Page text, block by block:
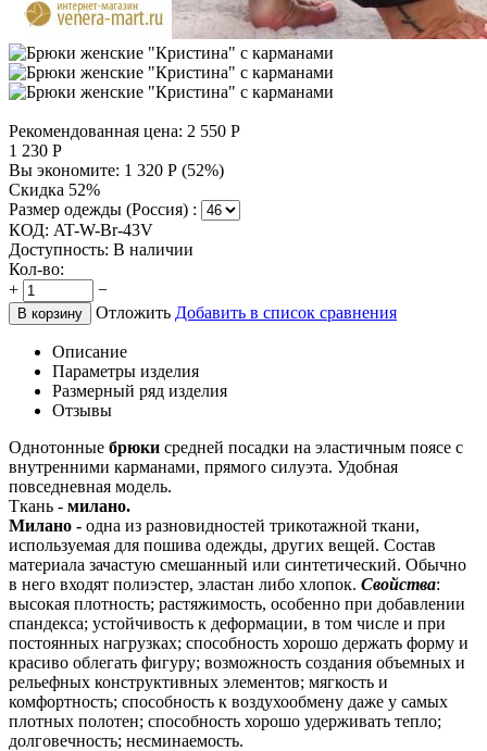
Рекомендованная цена: 2 550 Р
1 230 Р
Вы экономите: 1 320 Р (52%)
Скидка 52%
Размер одежды (Россия) :
КОД: AT-W-Br-43V
Доступность: В наличии
Кол-во:
+
−
В корзину Отложить Добавить в список сравнения
Описание
Параметры изделия
Размерный ряд изделия
Отзывы
Однотонные брюки средней посадки на эластичным поясе с
внутренними карманами, прямого силуэта. Удобная
повседневная модель.
Ткань - милано.
Милано - одна из разновидностей трикотажной ткани,
используемая для пошива одежды, других вещей. Состав
материала зачастую смешанный или синтетический. Обычно
в него входят полиэстер, эластан либо хлопок. Свойства:
высокая плотность; растяжимость, особенно при добавлении
спандекса; устойчивость к деформации, в том числе и при
постоянных нагрузках; способность хорошо держать форму и
красиво облегать фигуру; возможность создания объемных и
рельефных конструктивных элементов; мягкость и
комфортность; способность к воздухообмену даже у самых
плотных полотен; способность хорошо удерживать тепло;
долговечность; несминаемость.